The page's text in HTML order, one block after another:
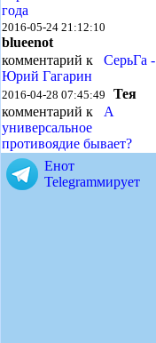
года
2016-05-24 21:12:10
blueenot
комментарий к СерьГа -
Юрий Гагарин
2016-04-28 07:45:49 Тея
комментарий к А
универсальное
противоядие бывает?
Енот
Telegramмирует